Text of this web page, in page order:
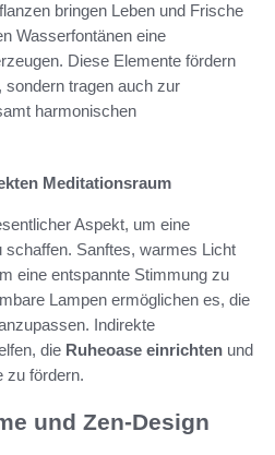
bringen Leben und Frische
Wasserfontänen eine
Diese Elemente fördern
sondern tragen auch zur
harmonischen
Meditationsraum
Aspekt, um eine
schaffen. Sanftes, warmes Licht
eine entspannte Stimmung zu
Lampen ermöglichen es, die
Indirekte
die Ruheoase einrichten und
zu fördern.
und Zen-Design